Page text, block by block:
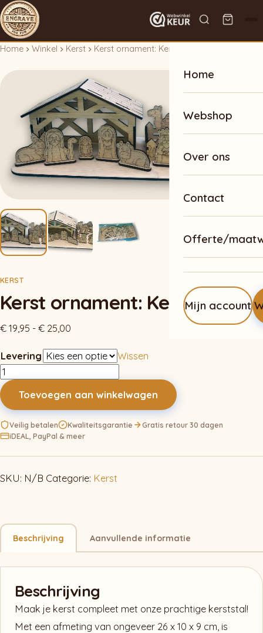
Home
Webshop
Over ons
Contact
Offerte/
Mijn account
Home Winkel Kerst Kerst ornament: Kerststal
KERST
Kerst ornament: Kerststal
€ 19,95 - € 25,00
tot
Levering
Wissen
Kerst
ornament:
Kerststal
aantal
Toevoegen aan winkelwagen
Veilig betalen Kwaliteitsgarantie
Gratis retour 30 dagen
iDEAL, PayPal & meer
SKU: N/B Categorie: Kerst
Beschrijving Aanvullende informatie
Beschrijving
Maak je kerst compleet met onze prachtige kerststal!
Met een afmeting van ongeveer 26 x 10 x 9 cm, is